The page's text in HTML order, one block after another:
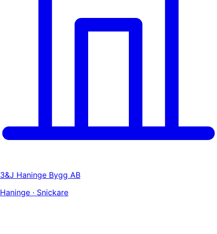
3&J Haninge Bygg AB
Haninge · Snickare